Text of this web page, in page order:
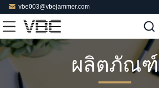
vbe003@vbejammer.com
ผลิตภัณฑ์